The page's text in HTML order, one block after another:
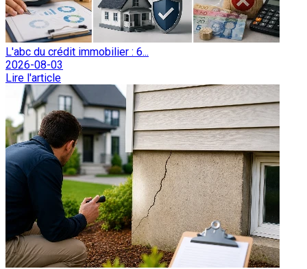
L'abc du crédit immobilier : 6...
2026-08-03
Lire l'article